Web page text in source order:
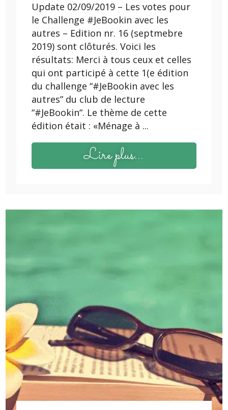
Update 02/09/2019 – Les votes pour
le Challenge #JeBookin avec les
autres – Edition nr. 16 (septmebre
2019) sont clôturés. Voici les
résultats: Merci à tous ceux et celles
qui ont participé à cette 1(e édition
du challenge “#JeBookin avec les
autres” du club de lecture
“#JeBookin“. Le thème de cette
édition était : «Ménage à ...
Lire plus...